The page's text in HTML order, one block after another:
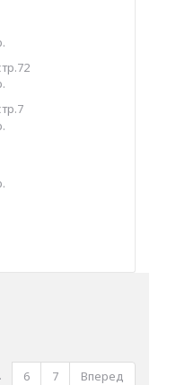
6 7 Вперед